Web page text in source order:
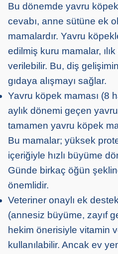
Bu dönemde yavru
cevabı, anne sütüne ek
mamalardır. Yavru
edilmiş kuru mamalar,
verilebilir. Bu, diş
gıdaya alışmayı sağlar.
Yavru köpek maması (8
aylık dönemi geçen
tamamen yavru köpek
Bu mamalar; yüksek
içeriğiyle hızlı büyüme
Günde birkaç öğün
önemlidir.
Veteriner onaylı ek
(annesiz büyüme, zayıf
hekim önerisiyle vitamin
kullanılabilir. Ancak ev